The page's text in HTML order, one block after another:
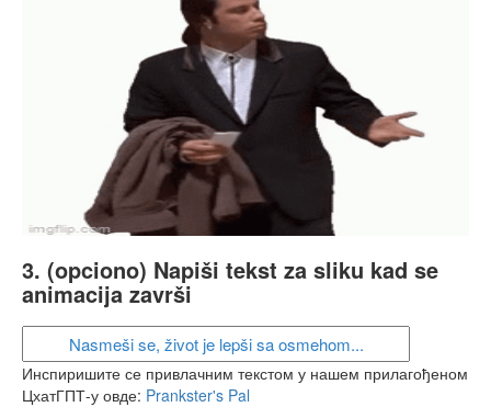
3. (opciono) Napiši tekst za sliku kad se
animacija završi
Инспиришите се привлачним текстом у нашем прилагођеном
ЦхатГПТ-у овде: Prankster's Pal